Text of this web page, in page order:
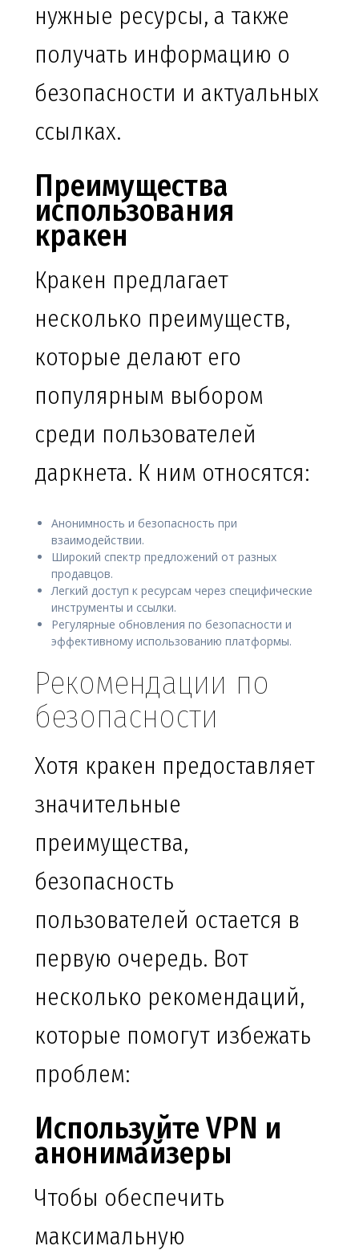
нужные ресурсы, а также
получать информацию о
безопасности и актуальных
ссылках.
Преимущества
использования
кракен
Кракен предлагает
несколько преимуществ,
которые делают его
популярным выбором
среди пользователей
даркнета. К ним относятся:
Анонимность и безопасность при
взаимодействии.
Широкий спектр предложений от разных
продавцов.
Легкий доступ к ресурсам через специфические
инструменты и ссылки.
Регулярные обновления по безопасности и
эффективному использованию платформы.
Рекомендации по
безопасности
Хотя кракен предоставляет
значительные
преимущества,
безопасность
пользователей остается в
первую очередь. Вот
несколько рекомендаций,
которые помогут избежать
проблем:
Используйте VPN и
анонимайзеры
Чтобы обеспечить
максимальную